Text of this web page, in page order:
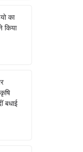
का
किया
बधाई